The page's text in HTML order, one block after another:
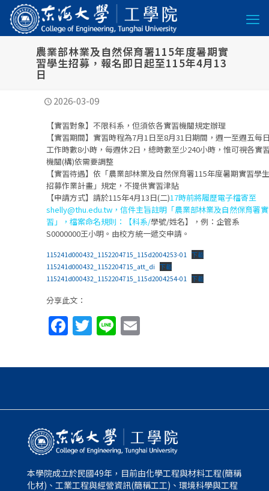
農業部林業及自然保育署115年度暑期實
習學生招募，報名即日起至115年4月13
日
2026-03-09
【實習對象】不限科系，但須依各實習機關規定辦理
【實習期間】實習時程為7月1日至8月31日期間，週一至週五每
工作時數8小時，每週休2日，總時數至少240小時，惟可視各實
機關(構)依需要調整
【實習待遇】依「農業部林業及自然保育署115年度暑期實習學生
招募作業計畫」規定，不提供實習津貼
【申請方式】請於115年4月13日(二)17時前將履歷電子檔寄至
shelly@thu.edu.tw，信件主旨註明「農業部林業及自然保育署實
習」，檔案命名規則：【科系/學號/姓名】，例：企管系
S0000000王小明。由校方統一遞交申請。
115241d000432_1152204715_115d2004253-01 下載
115241d000432_1152204715_att_di 下載
115241d000432_1152204715_115d2004254-01 下載
分享此文：
Facebook
Twitter
LineEmail
本學院成立於民國49年，目前由化學工程與材料工程(簡稱
化材)、工業工程與經營資訊(簡稱工工)、環境科學與工程